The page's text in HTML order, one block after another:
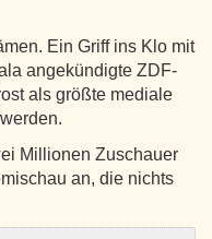
Ein Griff ins Klo mit
angekündigte ZDF-
als größte mediale
Millionen Zuschauer
an, die nichts